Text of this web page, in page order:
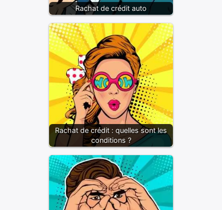
Rachat de crédit auto
Rachat de crédit : quelles sont les
conditions ?